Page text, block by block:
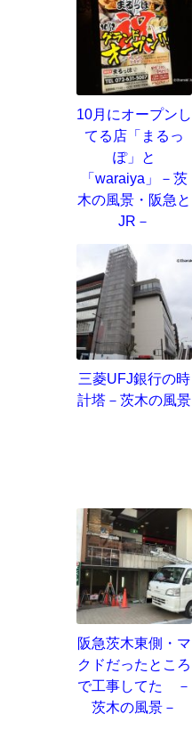
10月にオープンし
てる店「まるっ
ぽ」と
「waraiya」－茨
木の風景・阪急と
JR－
三菱UFJ銀行の時
計塔－茨木の風景
阪急茨木東側・マ
クドだったところ
で工事してた －
茨木の風景－